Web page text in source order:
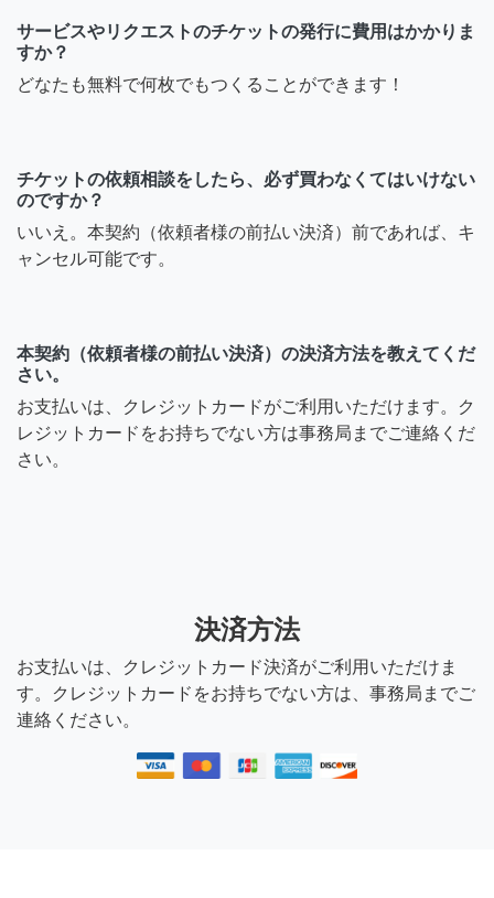
サービスやリクエストのチケットの発行に費用はかかりま
すか？
どなたも無料で何枚でもつくることができます！
チケットの依頼相談をしたら、必ず買わなくてはいけない
のですか？
いいえ。本契約（依頼者様の前払い決済）前であれば、キ
ャンセル可能です。
本契約（依頼者様の前払い決済）の決済方法を教えてくだ
さい。
お支払いは、クレジットカードがご利用いただけます。ク
レジットカードをお持ちでない方は事務局までご連絡くだ
さい。
決済方法
お支払いは、クレジットカード決済がご利用いただけま
す。クレジットカードをお持ちでない方は、事務局までご
連絡ください。